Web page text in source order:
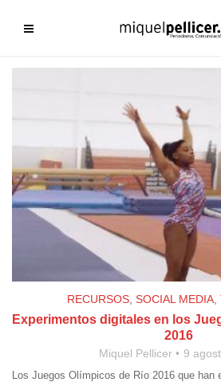
RECURSOS, SOCIAL MEDIA,
Experimentos digitales en los
2016
Miquel Pellicer 9
Los Juegos Olímpicos de Río 2016 que han